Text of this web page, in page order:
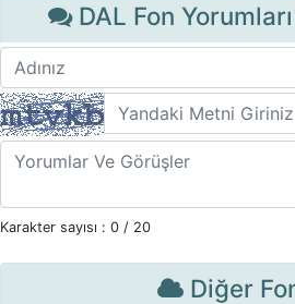
DAL Fon Yorumları
Karakter sayısı : 0 / 20
Diğer